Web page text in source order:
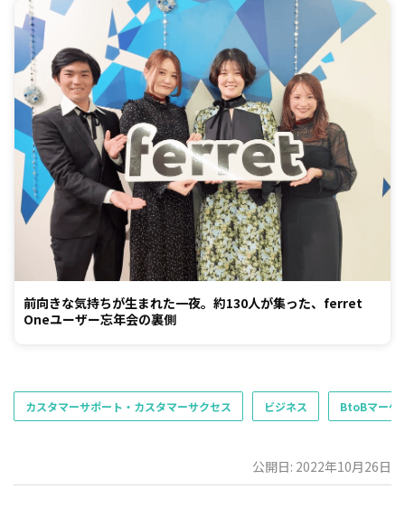
前向きな気持ちが生まれた一夜。約130人が集った、ferret
Oneユーザー忘年会の裏側
カスタマーサポート・カスタマーサクセス ビジネス BtoBマーケ
公開日: 2022年10月26日